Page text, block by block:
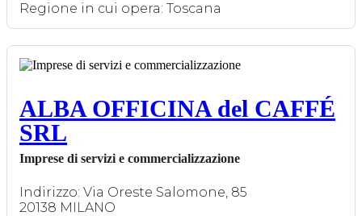
Regione in cui opera: Toscana
ALBA OFFICINA del CAFFÉ
SRL
Imprese di servizi e commercializzazione
Indirizzo: Via Oreste Salomone, 85
20138 MILANO